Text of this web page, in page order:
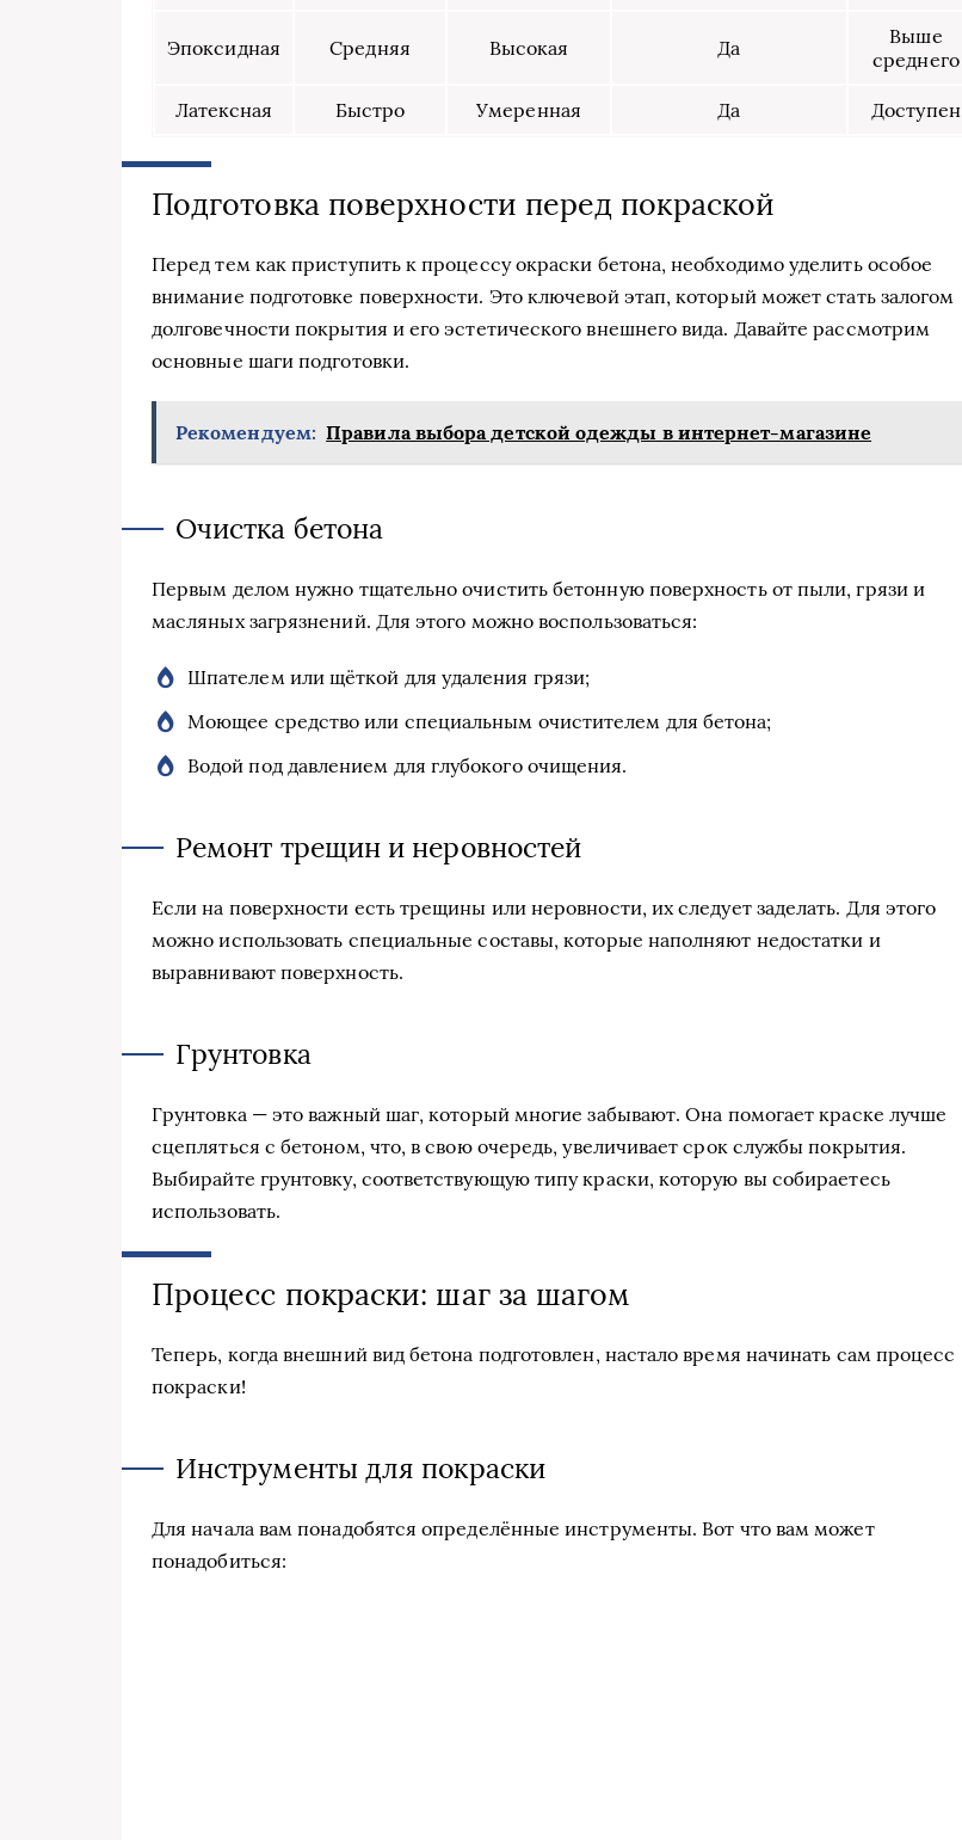
Эпоксидная Средняя Высокая Да
Выше
среднего
Латексная Быстро Умеренная Да Доступен
Подготовка поверхности перед покраской
Перед тем как приступить к процессу окраски бетона, необходимо уделить особое
внимание подготовке поверхности. Это ключевой этап, который может стать залогом
долговечности покрытия и его эстетического внешнего вида. Давайте рассмотрим
основные шаги подготовки.
Рекомендуем: Правила выбора детской одежды в интернет-магазине
Очистка бетона
Первым делом нужно тщательно очистить бетонную поверхность от пыли, грязи и
масляных загрязнений. Для этого можно воспользоваться:
Шпателем или щёткой для удаления грязи;
Моющее средство или специальным очистителем для бетона;
Водой под давлением для глубокого очищения.
Ремонт трещин и неровностей
Если на поверхности есть трещины или неровности, их следует заделать. Для этого
можно использовать специальные составы, которые наполняют недостатки и
выравнивают поверхность.
Грунтовка
Грунтовка — это важный шаг, который многие забывают. Она помогает краске лучше
сцепляться с бетоном, что, в свою очередь, увеличивает срок службы покрытия.
Выбирайте грунтовку, соответствующую типу краски, которую вы собираетесь
использовать.
Процесс покраски: шаг за шагом
Теперь, когда внешний вид бетона подготовлен, настало время начинать сам процесс
покраски!
Инструменты для покраски
Для начала вам понадобятся определённые инструменты. Вот что вам может
понадобиться: